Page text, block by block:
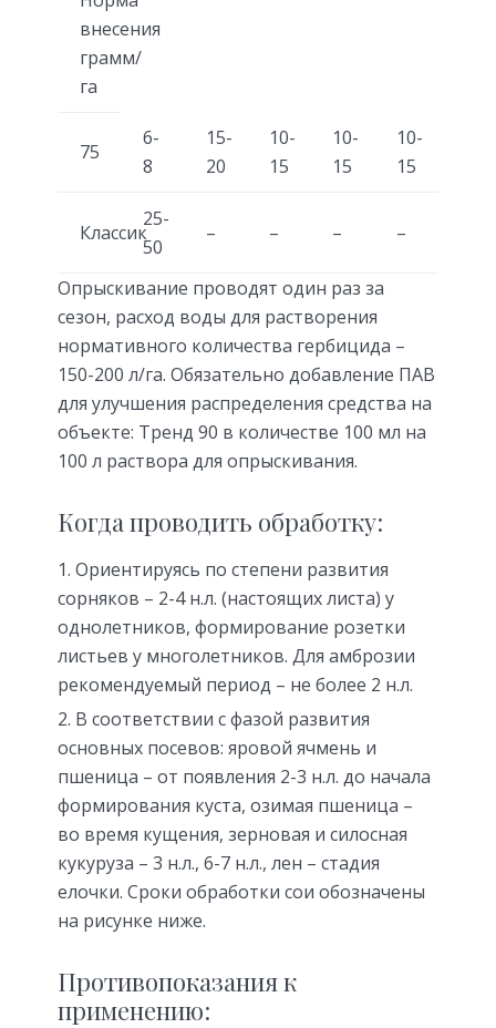
внесения
грамм/
га
75
6-
8
15-
20
10-
15
10-
15
10-
15
Классик
25-
50
– – – –
Опрыскивание проводят один раз за
сезон, расход воды для растворения
нормативного количества гербицида –
150-200 л/га. Обязательно добавление ПАВ
для улучшения распределения средства на
объекте: Тренд 90 в количестве 100 мл на
100 л раствора для опрыскивания.
Когда проводить обработку:
Ориентируясь по степени развития
сорняков – 2-4 н.л. (настоящих листа) у
однолетников, формирование розетки
листьев у многолетников. Для амброзии
рекомендуемый период – не более 2 н.л.
В соответствии с фазой развития
основных посевов: яровой ячмень и
пшеница – от появления 2-3 н.л. до начала
формирования куста, озимая пшеница –
во время кущения, зерновая и силосная
кукуруза – 3 н.л., 6-7 н.л., лен – стадия
елочки. Сроки обработки сои обозначены
на рисунке ниже.
Противопоказания к
применению: